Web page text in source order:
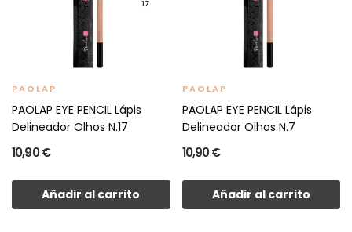
PAOLAP
PAOLAP EYE PENCIL Lápis
Delineador Olhos N.17
10,90 €
Añadir al carrito
PAOLAP
PAOLAP EYE PENCIL Lápis
Delineador Olhos N.7
10,90 €
Añadir al carrito